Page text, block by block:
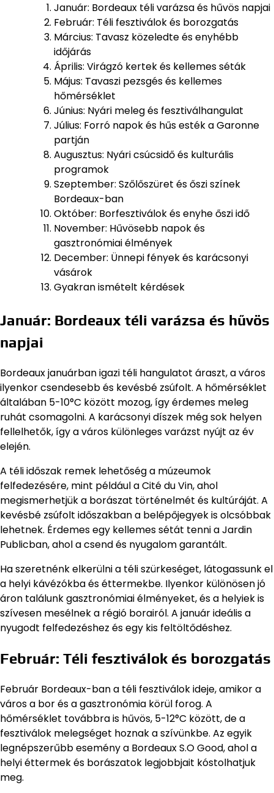
Január: Bordeaux téli varázsa és hűvös napjai
Február: Téli fesztiválok és borozgatás
Március: Tavasz közeledte és enyhébb
időjárás
Április: Virágzó kertek és kellemes séták
Május: Tavaszi pezsgés és kellemes
hőmérséklet
Június: Nyári meleg és fesztiválhangulat
Július: Forró napok és hűs esték a Garonne
partján
Augusztus: Nyári csúcsidő és kulturális
programok
Szeptember: Szőlőszüret és őszi színek
Bordeaux-ban
Október: Borfesztiválok és enyhe őszi idő
November: Hűvösebb napok és
gasztronómiai élmények
December: Ünnepi fények és karácsonyi
vásárok
Gyakran ismételt kérdések
Január: Bordeaux téli varázsa és hűvös
napjai
Bordeaux januárban igazi téli hangulatot áraszt, a város
ilyenkor csendesebb és kevésbé zsúfolt. A hőmérséklet
általában 5-10°C között mozog, így érdemes meleg
ruhát csomagolni. A karácsonyi díszek még sok helyen
fellelhetők, így a város különleges varázst nyújt az év
elején.
A téli időszak remek lehetőség a múzeumok
felfedezésére, mint például a Cité du Vin, ahol
megismerhetjük a borászat történelmét és kultúráját. A
kevésbé zsúfolt időszakban a belépőjegyek is olcsóbbak
lehetnek. Érdemes egy kellemes sétát tenni a Jardin
Publicban, ahol a csend és nyugalom garantált.
Ha szeretnénk elkerülni a téli szürkeséget, látogassunk el
a helyi kávézókba és éttermekbe. Ilyenkor különösen jó
áron találunk gasztronómiai élményeket, és a helyiek is
szívesen mesélnek a régió borairól. A január ideális a
nyugodt felfedezéshez és egy kis feltöltődéshez.
Február: Téli fesztiválok és borozgatás
Február Bordeaux-ban a téli fesztiválok ideje, amikor a
város a bor és a gasztronómia körül forog. A
hőmérséklet továbbra is hűvös, 5-12°C között, de a
fesztiválok melegséget hoznak a szívünkbe. Az egyik
legnépszerűbb esemény a Bordeaux S.O Good, ahol a
helyi éttermek és borászatok legjobbjait kóstolhatjuk
meg.